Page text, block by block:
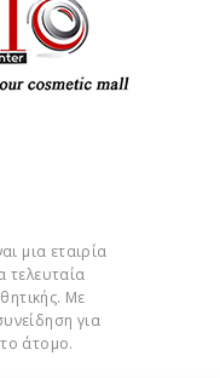
μια εταιρία
τελευταία
Με
για
άτομο.